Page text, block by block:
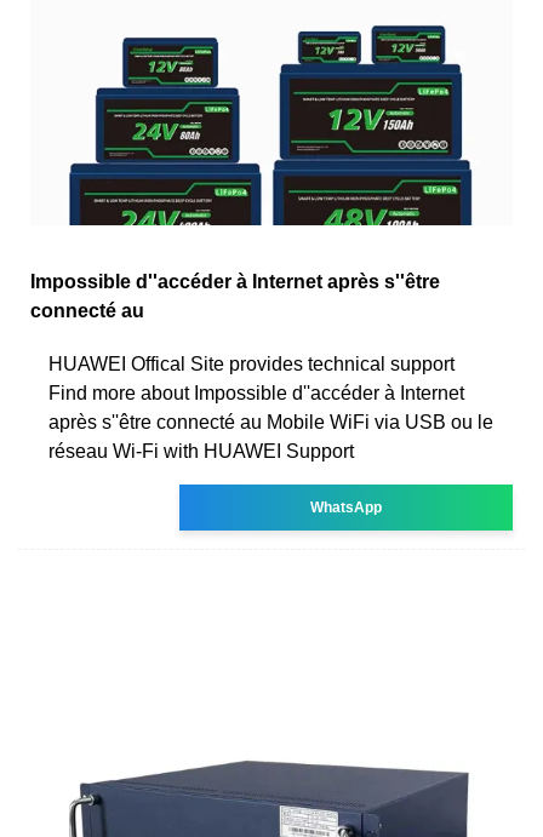
Impossible d''accéder à Internet après s''être
connecté au
HUAWEI Offical Site provides technical support
Find more about Impossible d''accéder à Internet
après s''être connecté au Mobile WiFi via USB ou le
réseau Wi-Fi with HUAWEI Support
WhatsApp